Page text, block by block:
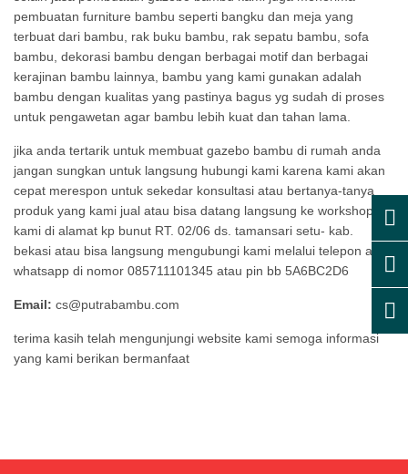
pembuatan furniture bambu seperti bangku dan meja yang
terbuat dari bambu, rak buku bambu, rak sepatu bambu, sofa
bambu, dekorasi bambu dengan berbagai motif dan berbagai
kerajinan bambu lainnya, bambu yang kami gunakan adalah
bambu dengan kualitas yang pastinya bagus yg sudah di proses
untuk pengawetan agar bambu lebih kuat dan tahan lama.
jika anda tertarik untuk membuat gazebo bambu di rumah anda
jangan sungkan untuk langsung hubungi kami karena kami akan
cepat merespon untuk sekedar konsultasi atau bertanya-tanya
produk yang kami jual atau bisa datang langsung ke workshop
kami di alamat kp bunut RT. 02/06 ds. tamansari setu- kab.
bekasi atau bisa langsung mengubungi kami melalui telepon atau
whatsapp di nomor 085711101345 atau pin bb 5A6BC2D6
Email: cs@putrabambu.com
terima kasih telah mengunjungi website kami semoga informasi
yang kami berikan bermanfaat